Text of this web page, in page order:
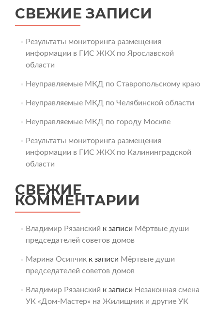
СВЕЖИЕ ЗАПИСИ
Результаты мониторинга размещения
информации в ГИС ЖКХ по Ярославской
области
Неуправляемые МКД по Ставропольскому краю
Неуправляемые МКД по Челябинской области
Неуправляемые МКД по городу Москве
Результаты мониторинга размещения
информации в ГИС ЖКХ по Калининградской
области
СВЕЖИЕ
КОММЕНТАРИИ
Владимир Рязанский к записи Мёртвые души
председателей советов домов
Марина Осипчикк записи Мёртвые души
председателей советов домов
Владимир Рязанский к записи Незаконная смена
УК «Дом-Мастер» на Жилищник и другие УК